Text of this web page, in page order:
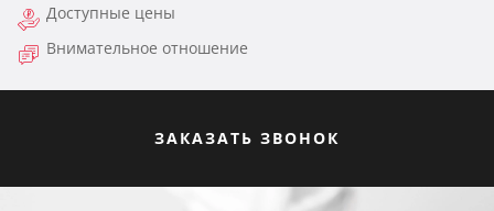
Доступные цены
Внимательное отношение
ЗАКАЗАТЬ ЗВОНОК